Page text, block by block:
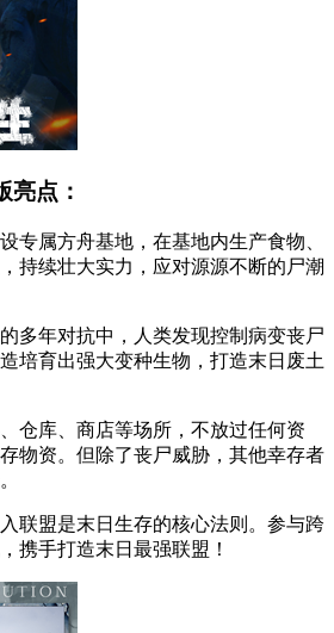
亮点：
专属方舟基地，在基地内生产食物、
持续壮大实力，应对源源不断的尸潮
多年对抗中，人类发现控制病变丧尸
培育出强大变种生物，打造末日废土
仓库、商店等场所，不放过任何资
物资。但除了丧尸威胁，其他幸存者
联盟是末日生存的核心法则。参与跨
携手打造末日最强联盟！